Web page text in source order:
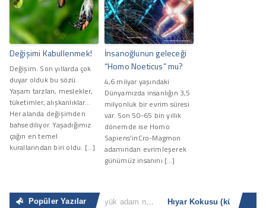
Değişimi Kabullenmek!
Değişim. Son yıllarda çok
duyar olduk bu sözü.
Yaşam tarzları, meslekler,
tüketimler, alışkanlıklar…
Her alanda değişimden
bahsediliyor. Yaşadığımız
çağın en temel
kurallarından biri oldu. […]
İnsanoğlunun geleceği
“Homo Noeticus” mu?
4,6 milyar yaşındaki
Dünyamızda insanlığın 3,5
milyonluk bir evrim süresi
var. Son 50-65 bin yıllık
dönemde ise Homo
Sapiens’inCro-Magmon
adamından evrimleşerek
günümüz insanını […]
Popüler Yazılar
Sıradan İnsan “Büyük adam nerede ve ne zaman küçük adam olacağını bilir. Küçük adam ise küçük olduğunun [...]